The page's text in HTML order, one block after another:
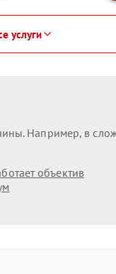
услуги
Например, в
объектив